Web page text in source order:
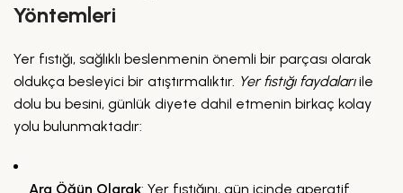
Yöntemleri
Yer fıstığı, sağlıklı beslenmenin önemli bir parçası olarak
oldukça besleyici bir atıştırmalıktır. Yer fıstığı faydalarıile
dolu bu besini, günlük diyete dahil etmenin birkaç kolay
yolu bulunmaktadır:
Ara Öğün Olarak: Yer fıstığını, gün içinde aperatif